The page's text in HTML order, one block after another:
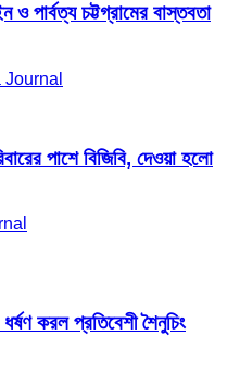
পার্বত্য চট্টগ্রামের বাস্তবতা
পাশে বিজিবি, দেওয়া হলো
করল প্রতিবেশী শৈনুচিং